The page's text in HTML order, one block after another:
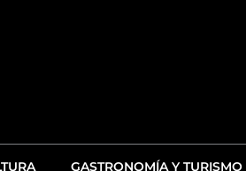
GASTRONOMÍA Y TURISMO